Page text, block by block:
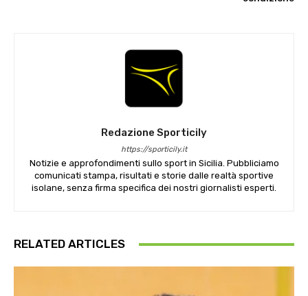
Redazione Sporticily
https://sporticily.it
Notizie e approfondimenti sullo sport in Sicilia. Pubbliciamo
comunicati stampa, risultati e storie dalle realtà sportive
isolane, senza firma specifica dei nostri giornalisti esperti.
RELATED ARTICLES